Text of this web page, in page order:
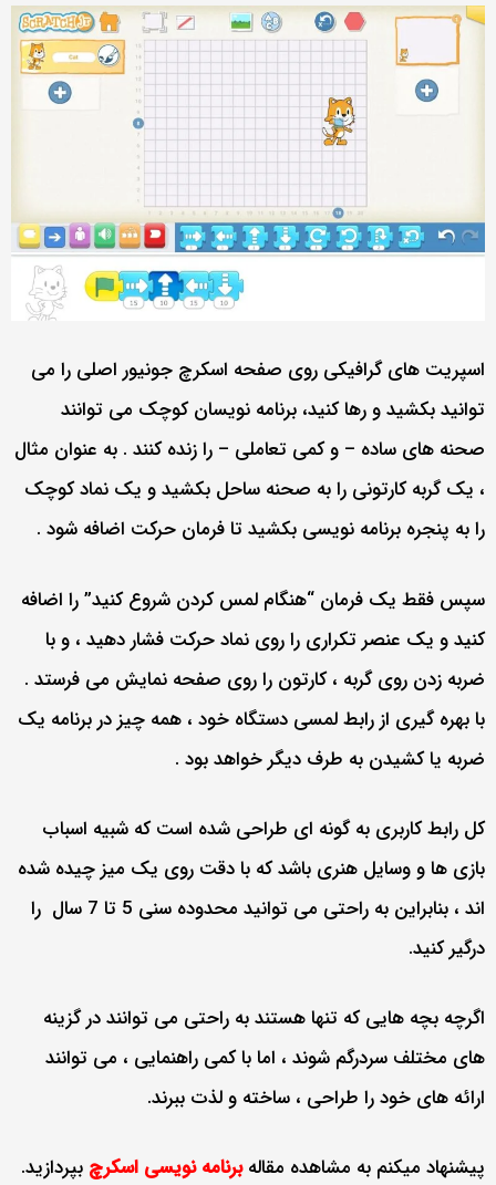
اسپریت های گرافیکی روی صفحه اسکرچ جونیور اصلی را می
توانید بکشید و رها کنید، برنامه نویسان کوچک می توانند
صحنه های ساده – و کمی تعاملی – را زنده کنند . به عنوان مثال
، یک گربه کارتونی را به صحنه ساحل بکشید و یک نماد کوچک
را به پنجره برنامه نویسی بکشید تا فرمان حرکت اضافه شود .
سپس فقط یک فرمان “هنگام لمس کردن شروع کنید” را اضافه
کنید و یک عنصر تکراری را روی نماد حرکت فشار دهید ، و با
ضربه زدن روی گربه ، کارتون را روی صفحه نمایش می فرستد .
با بهره گیری از رابط لمسی دستگاه خود ، همه چیز در برنامه یک
ضربه یا کشیدن به طرف دیگر خواهد بود .
کل رابط کاربری به گونه ای طراحی شده است که شبیه اسباب
بازی ها و وسایل هنری باشد که با دقت روی یک میز چیده شده
اند ، بنابراین به راحتی می توانید محدوده سنی 5 تا 7 سال را
درگیر کنید.
اگرچه بچه هایی که تنها هستند به راحتی می توانند در گزینه
های مختلف سردرگم شوند ، اما با کمی راهنمایی ، می توانند
ارائه های خود را طراحی ، ساخته و لذت ببرند.
پیشنهاد میکنم به مشاهده مقاله برنامه نویسی اسکرچ بپردازید.